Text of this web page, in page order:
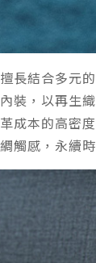
長結合多元
裝，以再生
成本的高
觸感，永續